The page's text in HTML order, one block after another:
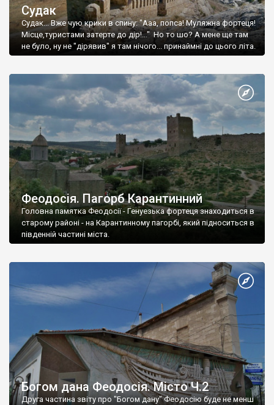
Судак
Судак... Вже чую крики в спину: "Ааа, попса! Муляжна фортеця!
Місце,туристами затерте до дір!..." Но то шо? А мене ще там
не було, ну не "дірявив" я там нічого... принаймні до цього літа.
Феодосія. Пагорб Карантинний
Головна памятка Феодосії - Генуезька фортеця знаходиться в
старому районі - на Карантинному пагорбі, який підноситься в
південній частині міста.
Богом дана Феодосія. Місто Ч.2
Друга частина звіту про "Богом дану" Феодосію буде не менш